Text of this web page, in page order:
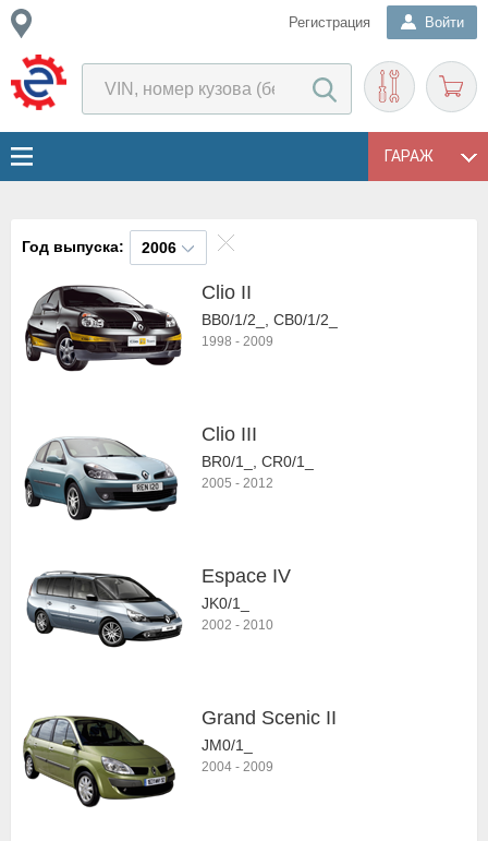
Регистрация Войти
ГАРАЖ
Год выпуска: 2006
Clio II
BB0/1/2_, CB0/1/2_
1998 - 2009
Clio III
BR0/1_, CR0/1_
2005 - 2012
Espace IV
JK0/1_
2002 - 2010
Grand Scenic II
JM0/1_
2004 - 2009